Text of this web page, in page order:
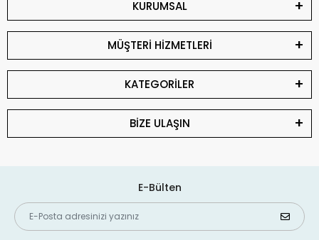
KURUMSAL
MÜŞTERİ HİZMETLERİ
KATEGORİLER
BİZE ULAŞIN
E-Bülten